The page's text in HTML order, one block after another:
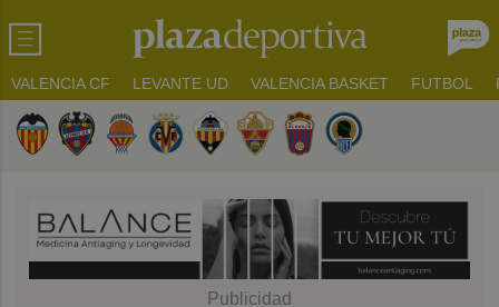
VALENCIA CF LEVANTE UD VALENCIA BASKET FUTBOL